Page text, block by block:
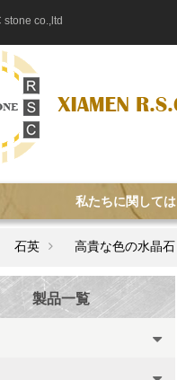
stone co.,ltd
私たちに関しては
石英 高貴な色の水晶石
製品一覧